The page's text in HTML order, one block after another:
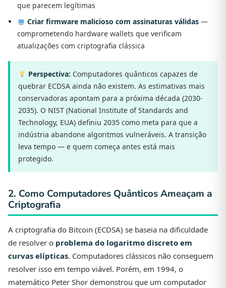
que parecem legítimas
Criar firmware malicioso com assinaturas válidas—
comprometendo hardware wallets que verificam
atualizações com criptografia clássica
Perspectiva: Computadores quânticos capazes de
quebrar ECDSA ainda não existem. As estimativas mais
conservadoras apontam para a próxima década (2030-
2035). O NIST (National Institute of Standards and
Technology, EUA) definiu 2035 como meta para que a
indústria abandone algoritmos vulneráveis. A transição
leva tempo — e quem começa antes está mais
protegido.
2. Como Computadores Quânticos Ameaçam a
Criptografia
A criptografia do Bitcoin (ECDSA) se baseia na dificuldade
de resolver o problema do logaritmo discreto em
curvas elípticas. Computadores clássicos não conseguem
resolver isso em tempo viável. Porém, em 1994, o
matemático Peter Shor demonstrou que um computador